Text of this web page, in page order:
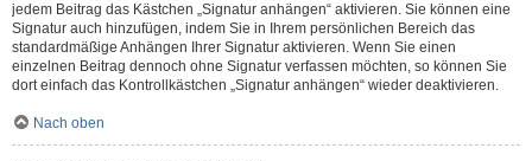
jedem Beitrag das Kästchen „Signatur anhängen“ aktivieren. Sie können eine
Signatur auch hinzufügen, indem Sie in Ihrem persönlichen Bereich das
standardmäßige Anhängen Ihrer Signatur aktivieren. Wenn Sie einen
einzelnen Beitrag dennoch ohne Signatur verfassen möchten, so können Sie
dort einfach das Kontrollkästchen „Signatur anhängen“ wieder deaktivieren.
Nach oben